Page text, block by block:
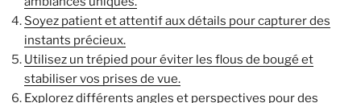
Soyez patient et attentif aux détails pour capturer des
instants précieux.
Utilisez un trépied pour éviter les flous de bougé et
stabiliser vos prises de vue.
Explorez différents angles et perspectives pour des